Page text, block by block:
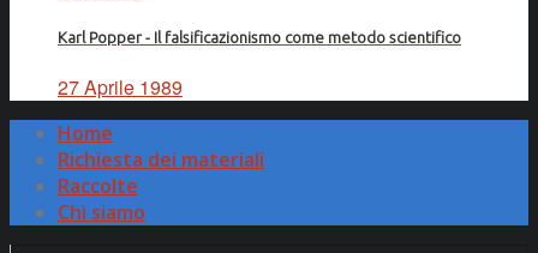
Karl Popper - Il falsificazionismo come metodo scientifico
27 Aprile 1989
Home
Richiesta dei materiali
Raccolte
Chi siamo